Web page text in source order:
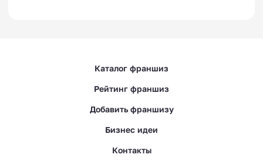
Каталог франшиз
Рейтинг франшиз
Добавить франшизу
Бизнес идеи
Контакты